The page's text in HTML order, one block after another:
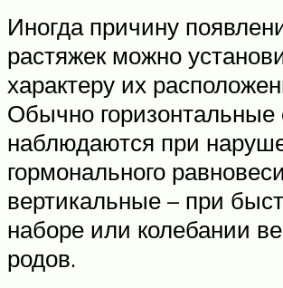
Иногда причину
растяжек можно
характеру их
Обычно горизонтальные
наблюдаются при
гормонального
вертикальные – при
наборе или колебании
родов.